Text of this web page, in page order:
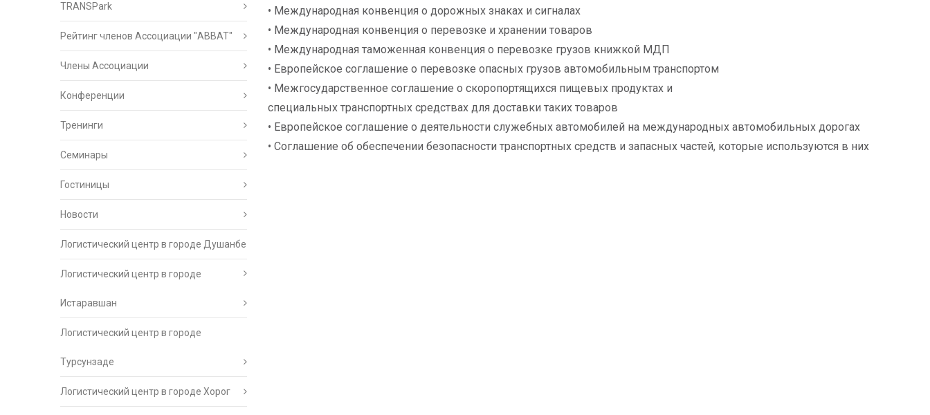
TRANSPark
Рейтинг членов Ассоциации "АВВАТ"
Члены Ассоциации
Конференции
Тренинги
Семинары
Гостиницы
Новости
Логистический центр в городе Душанбе
Логистический центр в городе
Истаравшан
Логистический центр в городе
Турсунзаде
Логистический центр в городе Хорог
• Международная конвенция о дорожных знаках и сигналах
• Международная конвенция о перевозке и хранении товаров
• Международная таможенная конвенция о перевозке грузов книжкой МДП
• Европейское соглашение о перевозке опасных грузов автомобильным транспортом
• Межгосударственное соглашение о скоропортящихся пищевых продуктах и ​​
специальных транспортных средствах для доставки таких товаров
• Европейское соглашение о деятельности служебных автомобилей на международных автомобильных дорогах
• Соглашение об обеспечении безопасности транспортных средств и запасных частей, которые используются в них